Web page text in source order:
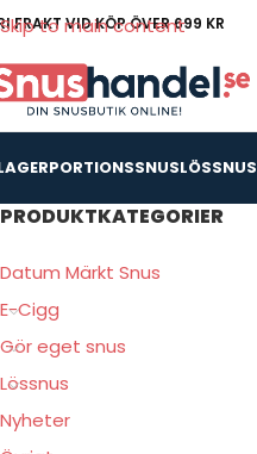
Skip to main content
FRAKT VID KÖP ÖVER 699 KR
PORTIONSSNUSLÖSSNUS
PRODUKTKATEGORIER
Datum Märkt Snus
E-Cigg
Gör eget snus
Lössnus
Nyheter